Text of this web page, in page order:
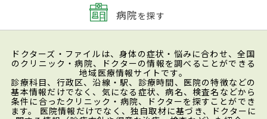
病院を探す
ドクターズ・ファイルは、身体の症状・悩みに合わせ、全国
のクリニック・病院、ドクターの情報を調べることができる
地域医療情報サイトです。
診療科目、行政区、沿線・駅、診療時間、医院の特徴などの
基本情報だけでなく、気になる症状、病名、検査名などから
条件に合ったクリニック・病院、ドクターを探すことができ
ます。 医院情報だけでなく、独自取材に基づき、ドクターに